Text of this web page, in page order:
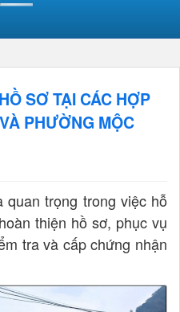
SƠ TẠI CÁC HỢP
PHƯỜNG MỘC
trọng trong việc hỗ
thiện hồ sơ, phục vụ
tra và cấp chứng nhận